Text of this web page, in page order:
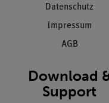
Datenschutz
Impressum
AGB
Download
Support